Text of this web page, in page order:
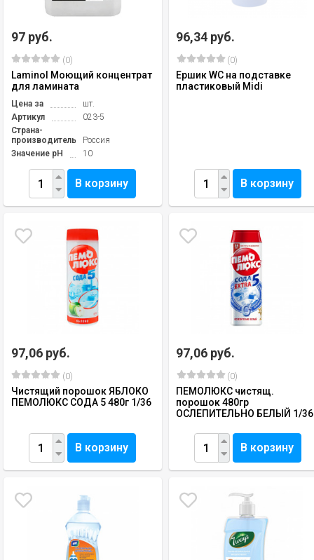
97 руб.
(0)
Laminol Моющий концентрат
для ламината
Цена за
шт.
Артикул
023-5
Страна-
производитель
Россия
Значение pH
10
В корзину
96,34 руб.
(0)
Ершик WC на подставке
пластиковый Midi
В корзину
97,06 руб.
(0)
Чистящий порошок ЯБЛОКО
ПЕМОЛЮКС СОДА 5 480г 1/36
В корзину
97,06 руб.
(0)
ПЕМОЛЮКС чистящ.
порошок 480гр
ОСЛЕПИТЕЛЬНО БЕЛЫЙ 1/36
В корзину